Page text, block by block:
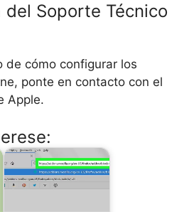
del Soporte Técnico
de cómo configurar los
ponte en contacto con el
Apple.